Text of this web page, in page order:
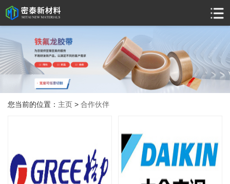
您当前的位置： 主页 > 合作伙伴